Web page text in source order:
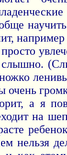
очень
а я
на
нельзя